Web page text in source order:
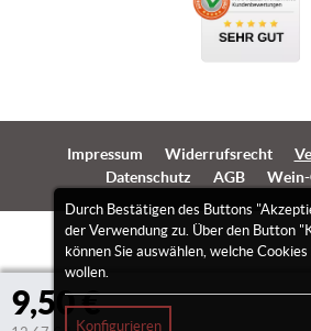
9,50 €
Durch Bestätigen des Buttons
der Verwendung zu. Über den Button
können Sie auswählen, welche Cookies
wollen.
Konfigurieren
Impressum Widerrufsrecht
Datenschutz
AGB